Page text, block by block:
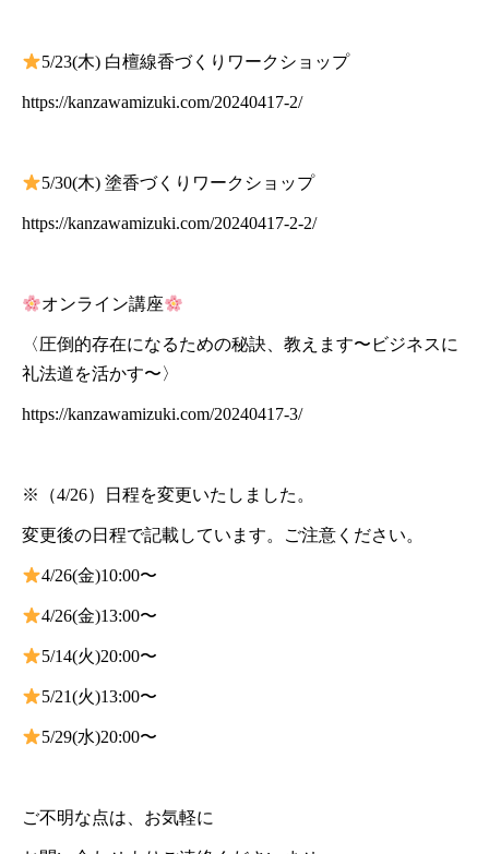
5/23(木) 白檀線香づくりワークショップ
https://kanzawamizuki.com/20240417-2/
5/30(木) 塗香づくりワークショップ
https://kanzawamizuki.com/20240417-2-2/
オンライン講座
〈圧倒的存在になるための秘訣、教えます〜ビジネスに
礼法道を活かす〜〉
https://kanzawamizuki.com/20240417-3/
※（4/26）日程を変更いたしました。
変更後の日程で記載しています。ご注意ください。
4/26(金)10:00〜
4/26(金)13:00〜
5/14(火)20:00〜
5/21(火)13:00〜
5/29(水)20:00〜
ご不明な点は、お気軽に